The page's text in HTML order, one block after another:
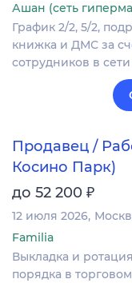
Ашан (сеть
График 2/2, 5/2,
книжка и ДМС за
сотрудников в
Продавец /
Косино Парк)
до 52 200 ₽
12 июля 2026
Familia
Выкладка и
порядка в